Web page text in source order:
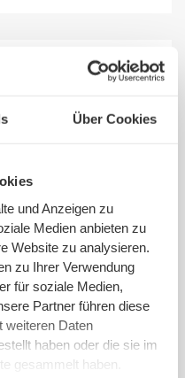
Über Cookies
und Anzeigen zu
Medien anbieten zu
Website zu analysieren.
zu Ihrer Verwendung
für soziale Medien,
Partner führen diese
weiteren Daten
haben oder die sie im
gesammelt haben.
in fünf Jahren
schnellste